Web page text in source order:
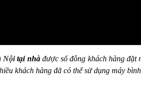
Nộitại nhàđược số đông khách hàng đặt
khách hàng đã có thể sử dụng máy